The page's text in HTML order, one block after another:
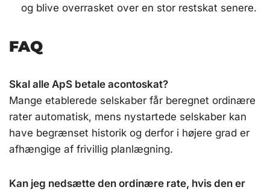
og blive overrasket over en stor restskat senere.
FAQ
Skal alle ApS betale acontoskat?
Mange etablerede selskaber får beregnet ordinære
rater automatisk, mens nystartede selskaber kan
have begrænset historik og derfor i højere grad er
afhængige af frivillig planlægning.
Kan jeg nedsætte den ordinære rate, hvis den er